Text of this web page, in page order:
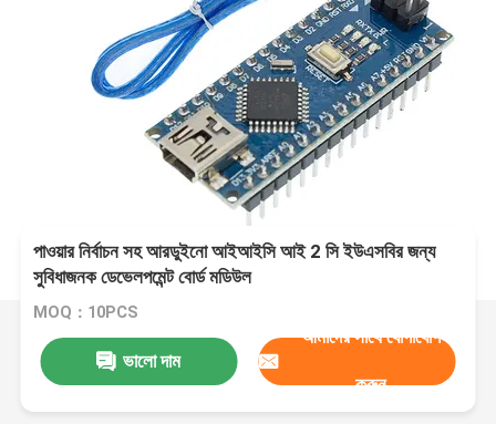
পাওয়ার নির্বাচন সহ আরডুইনো আইআইসি আই 2 সি ইউএসবির জন্য
সুবিধাজনক ডেভেলপমেন্ট বোর্ড মডিউল
MOQ：10PCS
ভালো দাম
আমাদের সাথে যোগাযোগ
করুন